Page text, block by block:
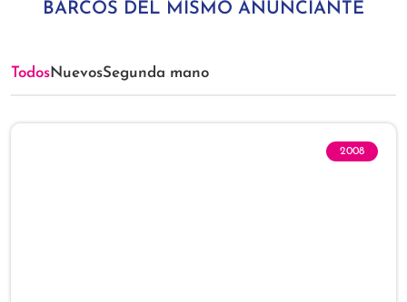
BARCOS DEL MISMO ANUNCIANTE
TodosNuevosSegunda mano
2008